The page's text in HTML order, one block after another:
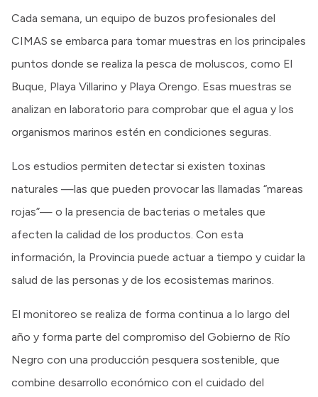
Cada semana, un equipo de buzos profesionales del
CIMAS se embarca para tomar muestras en los principales
puntos donde se realiza la pesca de moluscos, como El
Buque, Playa Villarino y Playa Orengo. Esas muestras se
analizan en laboratorio para comprobar que el agua y los
organismos marinos estén en condiciones seguras.
Los estudios permiten detectar si existen toxinas
naturales —las que pueden provocar las llamadas “mareas
rojas”— o la presencia de bacterias o metales que
afecten la calidad de los productos. Con esta
información, la Provincia puede actuar a tiempo y cuidar la
salud de las personas y de los ecosistemas marinos.
El monitoreo se realiza de forma continua a lo largo del
año y forma parte del compromiso del Gobierno de Río
Negro con una producción pesquera sostenible, que
combine desarrollo económico con el cuidado del